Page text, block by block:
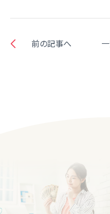
前の記事へ